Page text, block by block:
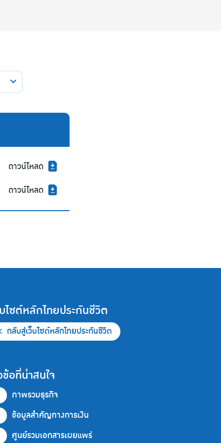
ดาวน์โหลด
ดาวน์โหลด
ไซต์หลักไทยประกันชีวิต
กลับสู่เว็บไซต์หลักไทยประกันชีวิต
อที่น่าสนใจ
ภาพรวมธุรกิจ
ข้อมูลสำคัญทางการเงิน
ศูนย์รวมเอกสารเผยแพร่